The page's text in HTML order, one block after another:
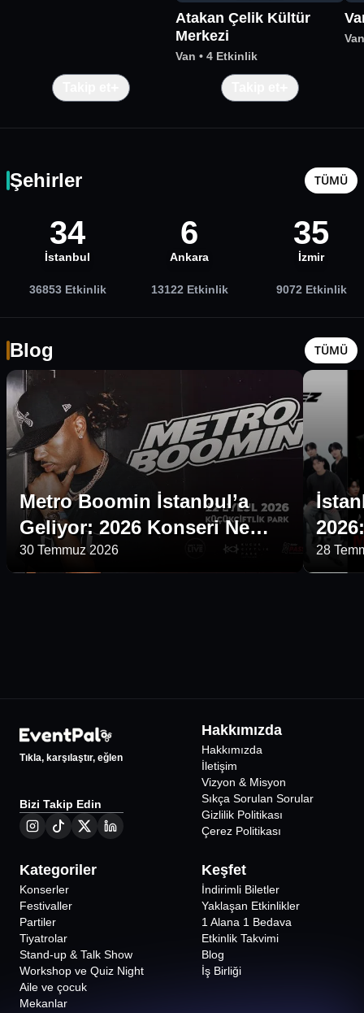
Atakan Çelik Kültür
Merkezi
Van • 4 Etkinlik
Van
Şehirler TÜMÜ
34
İstanbul
36853 Etkinlik
6
Ankara
13122 Etkinlik
35
İzmir
9072 Etkinlik
Blog TÜMÜ
Metro Boomin İstanbul’a
Geliyor: 2026 Konseri Ne
Zaman, Nerede, Bilet Nasıl
Alınır?
30 Temmuz 2026 28
Tıkla, karşılaştır, eğlen
Bizi Takip Edin
Hakkımızda
Hakkımızda
İletişim
Vizyon & Misyon
Sıkça Sorulan Sorular
Gizlilik Politikası
Çerez Politikası
Kategoriler
Konserler
Festivaller
Partiler
Tiyatrolar
Stand-up & Talk Show
Workshop ve Quiz Night
Aile ve çocuk
Mekanlar
Keşfet
İndirimli Biletler
Yaklaşan Etkinlikler
1 Alana 1 Bedava
Etkinlik Takvimi
Blog
İş Birliği